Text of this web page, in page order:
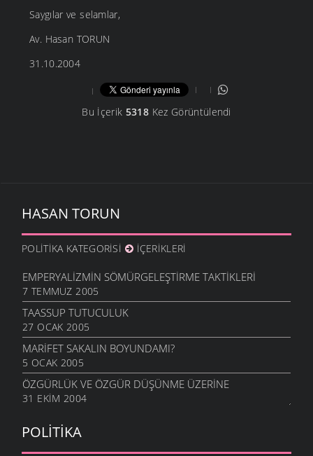
Saygılar ve selamlar,
Av. Hasan TORUN
31.10.2004
Bu İçerik 5318 Kez Görüntülendi
HASAN TORUN
POLITIKA KATEGORISI İÇERIKLERI
EMPERYALIZMIN SÖMÜRGELEŞTIRME TAKTIKLERI
7 TEMMUZ 2005
TAASSUP TUTUCULUK
27 OCAK 2005
MARIFET SAKALIN BOYUNDAMI?
5 OCAK 2005
ÖZGÜRLÜK VE ÖZGÜR DÜŞÜNME ÜZERINE
31 EKIM 2004
POLITIKA